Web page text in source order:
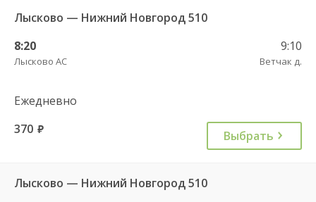
Лысково — Нижний Новгород 510
8:20
Лысково АС
9:10
Ветчак д.
Ежедневно
370 руб. Выбрать
Лысково — Нижний Новгород 510